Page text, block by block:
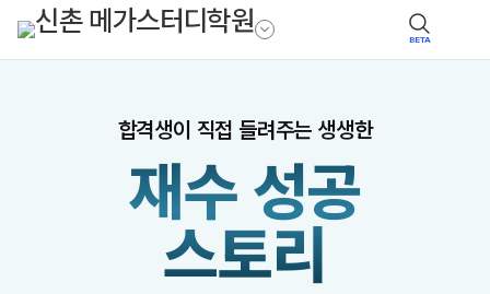
BETA
합격생이 직접 들려주는 생생한
재수 성공
스토리